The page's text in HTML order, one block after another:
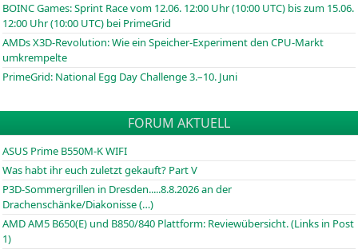
BOINCGames: Sprint Race vom 12.06. 12:00 Uhr (10:00 UTC) bis zum 15.06.
12:00 Uhr (10:00 UTC) bei PrimeGrid
AMDs X3D-Revolution: Wie ein Speicher-Experiment den CPU-Markt
umkrempelte
PrimeGrid: National Egg Day Challenge 3.–10. Juni
FORUM AKTUELL
ASUS Prime B550M-K WIFI
Was habt ihr euch zuletzt gekauft? Part V
P3D-Sommergrillen in Dresden.....8.8.2026 an der
Drachenschänke/Diakonisse (…)
AMD AM5 B650(E) und B850/840 Plattform: Reviewübersicht. (Links in Post
1)